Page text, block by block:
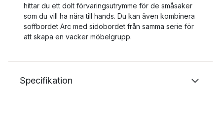
hittar du ett dolt förvaringsutrymme för de småsaker
som du vill ha nära till hands. Du kan även kombinera
soffbordet Arc med sidobordet från samma serie för
att skapa en vacker möbelgrupp.
Specifikation